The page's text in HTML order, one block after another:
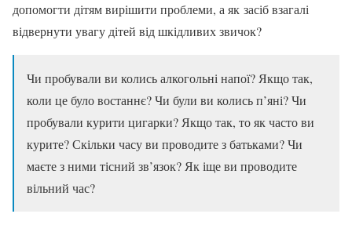
допомогти дітям вирішити проблеми, а як засіб взагалі
відвернути увагу дітей від шкідливих звичок?
Чи пробували ви колись алкогольні напої? Якщо так,
коли це було востаннє? Чи були ви колись п’яні? Чи
пробували курити цигарки? Якщо так, то як часто ви
курите? Скільки часу ви проводите з батьками? Чи
маєте з ними тісний зв’язок? Як іще ви проводите
вільний час?